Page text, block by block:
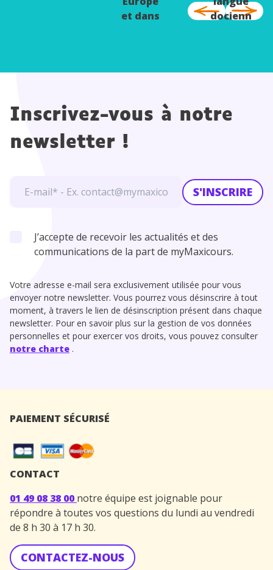
et dans
docienn
Inscrivez-vous à notre
newsletter !
S'INSCRIRE
J’accepte de recevoir les actualités et des
communications de la part de myMaxicours.
Votre adresse e-mail sera exclusivement utilisée pour vous
envoyer notre newsletter. Vous pourrez vous désinscrire à tout
moment, à travers le lien de désinscription présent dans chaque
newsletter. Pour en savoir plus sur la gestion de vos données
personnelles et pour exercer vos droits, vous pouvez consulter
notre charte .
PAIEMENT SÉCURISÉ
CONTACT
01 49 08 38 00 notre équipe est joignable pour
répondre à toutes vos questions du lundi au vendredi
de 8 h 30 à 17 h 30.
CONTACTEZ-NOUS